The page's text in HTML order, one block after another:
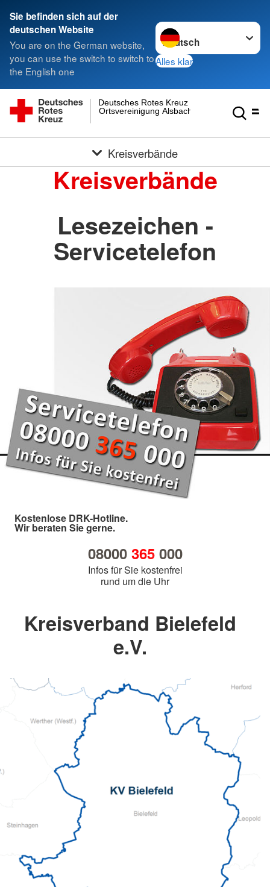
Sie befinden sich auf der
deutschen Website
You are on the German website,
you can use the switch to switch to
the English one
Sprache wechseln zu
Alles klar
Ortsvereinigung Alsbach
Deutsches Rotes Kreuz
Kreisverbände
Kreisverbände
Lesezeichen -
Servicetelefon
Kostenlose DRK-Hotline.
Wir beraten Sie gerne.
08000 365000
Infos für Sie kostenfrei
rund um die Uhr
Kreisverband Bielefeld
e.V.